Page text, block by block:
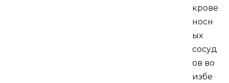
крове
носн
ых
сосуд
ов во
избе